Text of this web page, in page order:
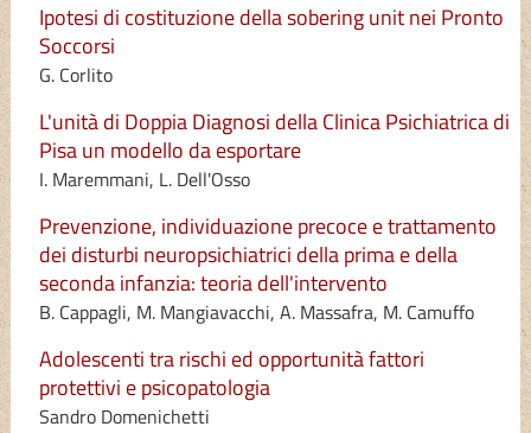
Ipotesi di costituzione della sobering unit nei Pronto
Soccorsi
G. Corlito
L'unità di Doppia Diagnosi della Clinica Psichiatrica di
Pisa un modello da esportare
I. Maremmani, L. Dell'Osso
Prevenzione, individuazione precoce e trattamento
dei disturbi neuropsichiatrici della prima e della
seconda infanzia: teoria dell'intervento
B. Cappagli, M. Mangiavacchi, A. Massafra, M. Camuffo
Adolescenti tra rischi ed opportunità fattori
protettivi e psicopatologia
Sandro Domenichetti